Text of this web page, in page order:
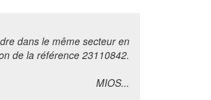
dans le même secteur en
de la référence 23110842.
MIOS...